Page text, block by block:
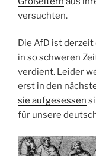
versuchten.
Die AfD ist
in so schweren
verdient. Leider
erst in den
sie aufgesessen
für unsere